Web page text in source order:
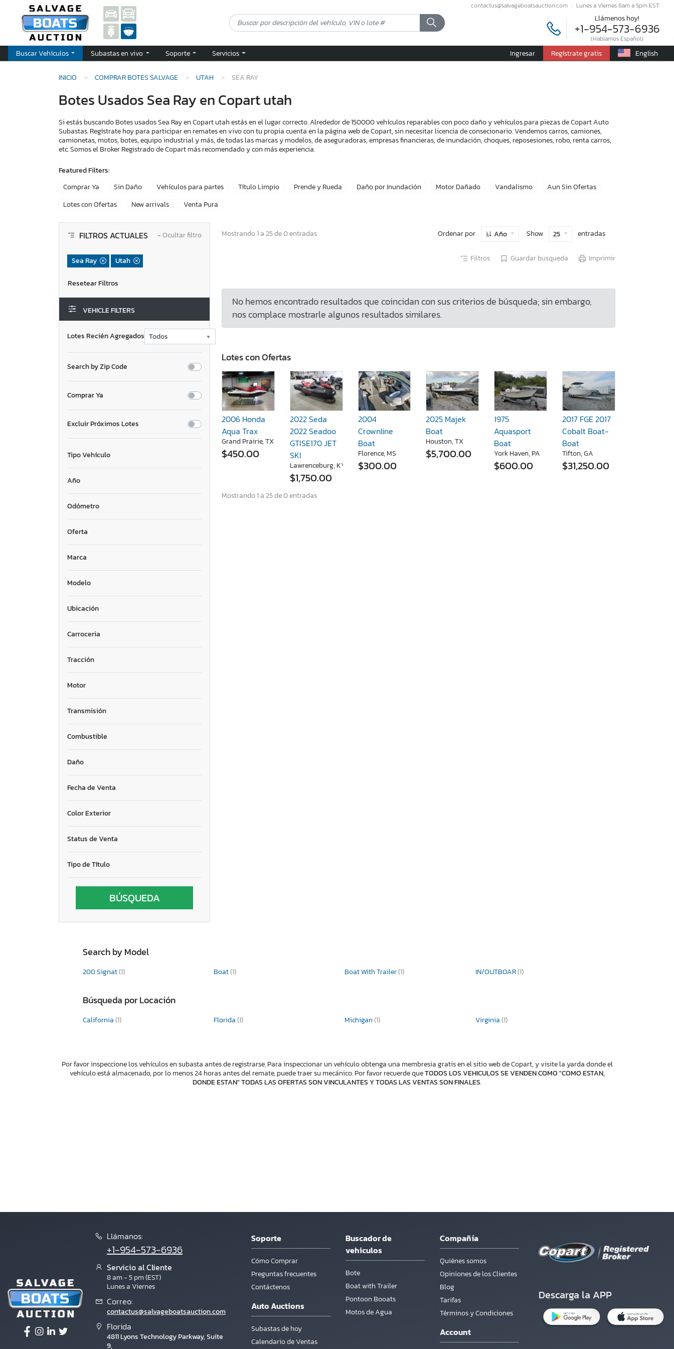
contactus@salvageboatsauction.com Lunes a Viernes 8am a 5pm EST
Llámenos hoy!
+1-954-573-6936
(Hablamos Español)
Buscar Vehículos Subastas en vivo Soporte Servicios Ingresar Regístrate gratis English
INICIO COMPRAR BOTES SALVAGE UTAH SEA RAY
Botes Usados Sea Ray en Copart utah
Si estás buscando Botes usados Sea Ray en Copart utah estás en el lugar correcto. Alrededor de 150000 vehículos reparables con poco daño y vehículos para piezas de Copart Auto
Subastas. Regístrate hoy para participar en remates en vivo con tu propia cuenta en la página web de Copart, sin necesitar licencia de consecionario. Vendemos carros, camiones,
camionetas, motos, botes, equipo industrial y más, de todas las marcas y modelos, de aseguradoras, empresas financieras, de inundación, choques, reposesiones, robo, renta carros,
etc. Somos el Broker Registrado de Copart más recomendado y con más experiencia.
Featured Filters:
Comprar Ya
Sin Daño Vehículos para partes Título Limpio Prende y Rueda Daño por Inundación Motor Dañado Vandalismo
Aun Sin Ofertas
Lotes con Ofertas
New arrivals Venta Pura
FILTROS ACTUALES −Ocultar filtro
Sea Ray Utah
VEHICLE FILTERS
Lotes Recién Agregados
Search by Zip Code
Comprar Ya
Excluir Próximos Lotes
Tipo Vehículo
Año
Odómetro
Oferta
Marca
Modelo
Ubicación
Carroceria
Tracción
Motor
Transmisión
Combustible
Daño
Fecha de Venta
Color Exterior
Status de Venta
Tipo de Título
Mostrando 1 a 25 de 0 entradas Ordenar por Año Show 25 entradas
Filtros Guardar busqueda Imprimir
No hemos encontrado resultados que coincidan con sus criterios de búsqueda; sin embargo,
nos complace mostrarle algunos resultados similares.
Lotes con Ofertas
2006 Honda
Aqua Trax
Grand Prairie, TX
$450.00
2022 Seda
2022 Seadoo
GTISE170 JET
SKI
Lawrenceburg, KY
$1,750.00
2004
Crownline
Boat
Florence, MS
$300.00
2025 Majek
Boat
Houston, TX
$5,700.00
1975
Aquasport
Boat
York Haven, PA
$600.00
2017 FGE 2017
Cobalt Boat-
Boat
Tifton, GA
$31,250.00
Mostrando 1 a 25 de 0 entradas
Search by Model
200 Signat(1) Boat(1) Boat With Trailer(1) IN/OUTBOAR(1)
Búsqueda por Locación
California(1) Florida(1) Michigan(1) Virginia(1)
Por favor inspeccione los vehículos en subasta antes de registrarse. Para inspeccionar un vehículo obtenga una membresia gratis en el sitio web de Copart, y visite la yarda donde el
vehículo está almacenado, por lo menos 24 horas antes del remate, puede traer su mecánico. Por favor recuerde queTODOS LOS VEHICULOS SE VENDEN COMO "COMO ESTAN,
DONDE ESTAN" TODAS LAS OFERTAS SON VINCULANTES Y TODAS LAS VENTAS SON FINALES.
Llámanos:
+1-954-573-6936
Servicio al Cliente
8 am - 5 pm (EST)
Lunes a Viernes
Correo:
contactus@salvageboatsauction.com
Florida
4811 Lyons Technology Parkway, Suite
9,
Soporte
Cómo Comprar
Preguntas frecuentes
Contáctenos
Auto Auctions
Subastas de hoy
Calendario de Ventas
Buscador de
vehiculos
Bote
Boat with Trailer
Pontoon Booats
Motos de Agua
Compañía
Quiénes somos
Opiniones de los Clientes
Blog
Tarifas
Términos y Condiciones
Account
Descarga la APP